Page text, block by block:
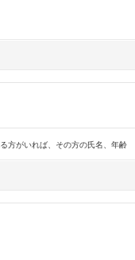
方がいれば、その方の氏名、年齢